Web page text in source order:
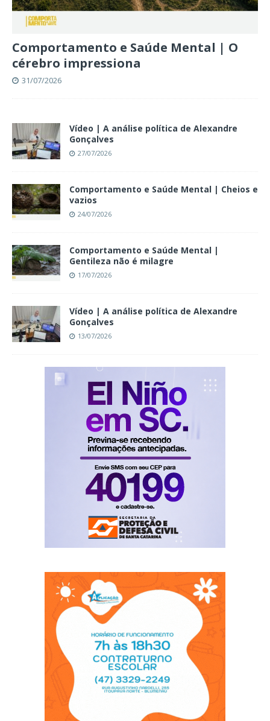
Comportamento e Saúde Mental | O
cérebro impressiona
31/07/2026
Vídeo | A análise política de Alexandre
Gonçalves
27/07/2026
Comportamento e Saúde Mental | Cheios e
vazios
24/07/2026
Comportamento e Saúde Mental |
Gentileza não é milagre
17/07/2026
Vídeo | A análise política de Alexandre
Gonçalves
13/07/2026